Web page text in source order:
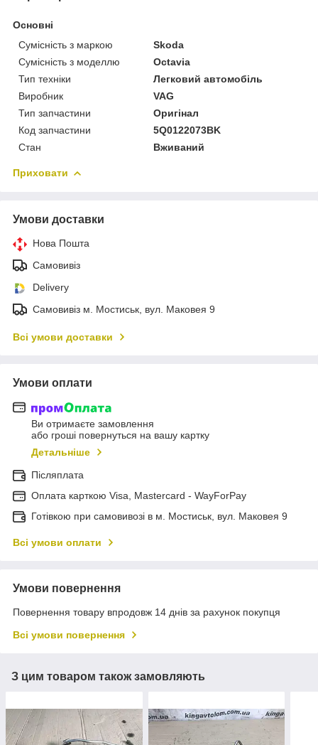
Основні
Сумісність з маркою
Skoda
Сумісність з моделлю
Octavia
Тип техніки
Легковий автомобіль
Виробник
VAG
Тип запчастини
Оригінал
Код запчастини
5Q0122073BK
Стан
Вживаний
Приховати
Умови доставки
Нова Пошта
Самовивіз
Delivery
Самовивіз м. Мостиськ, вул. Маковея 9
Всі умови доставки
Умови оплати
Ви отримаєте замовлення
або гроші повернуться на вашу картку
Детальніше
Післяплата
Оплата карткою Visa, Mastercard - WayForPay
Готівкою при самовивозі в м. Мостиськ, вул. Маковея 9
Всі умови оплати
Умови повернення
Повернення товару впродовж 14 днів за рахунок покупця
Всі умови повернення
З цим товаром також замовляють